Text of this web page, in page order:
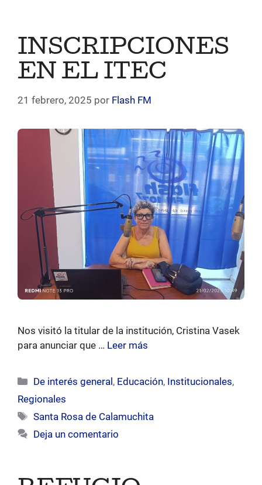
INSCRIPCIONES
EN EL ITEC
21 febrero, 2025 por Flash FM
Nos visitó la titular de la institución, Cristina Vasek
para anunciar que … Leer más
Categorías
De interés general, Educación, Institucionales,
Regionales
Etiquetas
Santa Rosa de Calamuchita
Deja un comentario